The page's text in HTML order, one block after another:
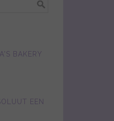
BAKERY
EEN